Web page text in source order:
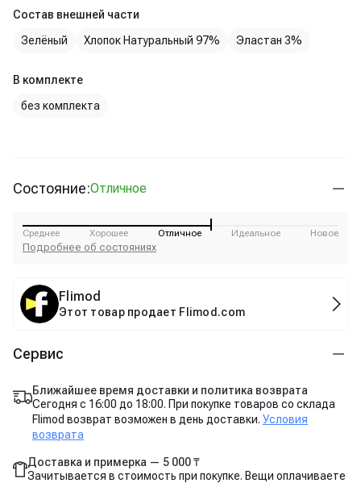
Состав внешней части
Зелёный
Хлопок Натуральный 97% Эластан 3%
В комплекте
без комплекта
Состояние:Отличное
Среднее Хорошее Отличное Идеальное Новое
Подробнее об состояниях
Flimod
Этот товар продает Flimod.com
Сервис
Ближайшее время доставки и политика возврата
Сегодня с 16:00 до 18:00. При покупке товаров со склада
Flimod возврат возможен в день доставки. Условия
возврата
Доставка и примерка — 5 000 ₸
Зачитывается в стоимость при покупке. Вещи оплачиваете